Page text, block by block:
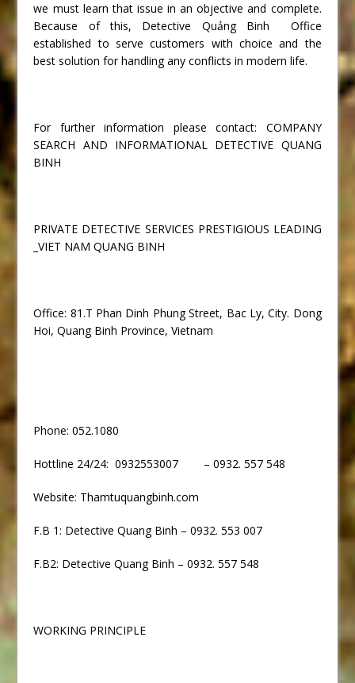
we must learn that issue in an objective and complete.
Because of this, Detective Quảng Binh Office
established to serve customers with choice and the
best solution for handling any conflicts in modern life.
For further information please contact: COMPANY
SEARCH AND INFORMATIONAL DETECTIVE QUANG
BINH
PRIVATE DETECTIVE SERVICES PRESTIGIOUS LEADING
_VIET NAM QUANG BINH
Office: 81.T Phan Dinh Phung Street, Bac Ly, City. Dong
Hoi, Quang Binh Province, Vietnam
Phone: 052.1080
Hottline 24/24: 0932553007 – 0932. 557 548
Website: Thamtuquangbinh.com
F.B 1: Detective Quang Binh – 0932. 553 007
F.B2: Detective Quang Binh – 0932. 557 548
WORKING PRINCIPLE